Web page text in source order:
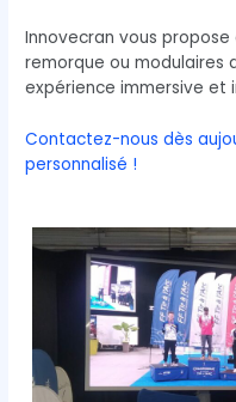
Innovecran vous propose
remorque ou modulaires
expérience immersive et
Contactez-nous dès
personnalisé !